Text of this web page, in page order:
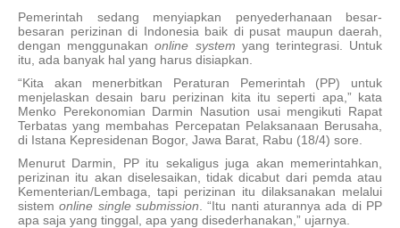
Pemerintah sedang menyiapkan penyederhanaan besar-
besaran perizinan di Indonesia baik di pusat maupun daerah,
dengan menggunakanonline system yang terintegrasi. Untuk
itu, ada banyak hal yang harus disiapkan.
“Kita akan menerbitkan Peraturan Pemerintah (PP) untuk
menjelaskan desain baru perizinan kita itu seperti apa,” kata
Menko Perekonomian Darmin Nasution usai mengikuti Rapat
Terbatas yang membahas Percepatan Pelaksanaan Berusaha,
di Istana Kepresidenan Bogor, Jawa Barat, Rabu (18/4) sore.
Menurut Darmin, PP itu sekaligus juga akan memerintahkan,
perizinan itu akan diselesaikan, tidak dicabut dari pemda atau
Kementerian/Lembaga, tapi perizinan itu dilaksanakan melalui
sistemonline single submission . “Itu nanti aturannya ada di PP
apa saja yang tinggal, apa yang disederhanakan,” ujarnya.